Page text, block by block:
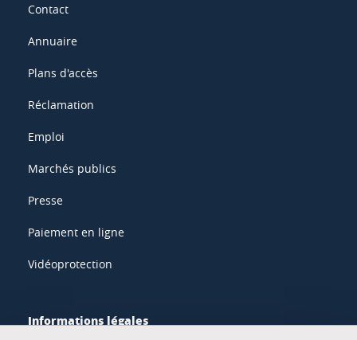
Contact
Annuaire
Plans d'accès
Réclamation
Emploi
Marchés publics
Presse
Paiement en ligne
Vidéoprotection
Informations légales